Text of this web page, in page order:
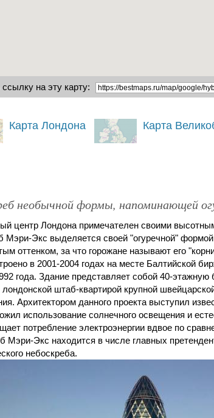
на эту карту:
Карта Лондона Карта
необычной формы, напоминающей
центр Лондона примечателен своими
Мэри-Экс выделяется своей "огуречной"
оттенком, за что горожане называют его
в 2001-2004 годах на месте Балтийской
года. Здание представляет собой 40-
штаб-квартирой крупной
Архитектором данного проекта выступил
использование солнечного освещения и
потребление электроэнергии вдвое по
Мэри-Экс находится в числе главных
небоскреба.